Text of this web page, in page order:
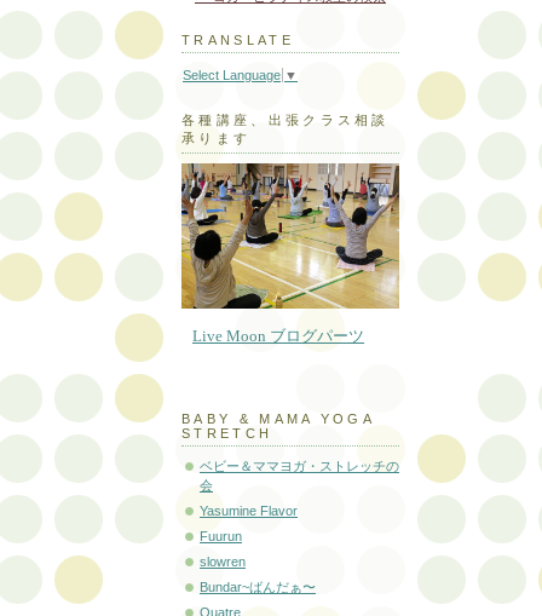
TRANSLATE
Select Language ▼
各種講座、出張クラス相談
承ります
Live Moon ブログパーツ
BABY & MAMA YOGA
STRETCH
ベビー＆ママヨガ・ストレッチの
会
Yasumine Flavor
Fuurun
slowren
Bundar~ばんだぁ〜
Quatre